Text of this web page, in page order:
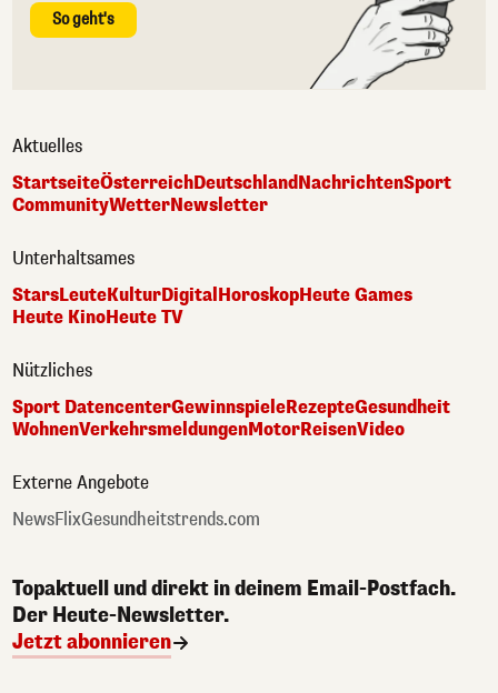
So geht's
Aktuelles
StartseiteÖsterreichDeutschlandNachrichtenSport
CommunityWetterNewsletter
Unterhaltsames
StarsLeuteKulturDigital HoroskopHeute Games
Heute KinoHeute TV
Nützliches
Sport DatencenterGewinnspieleRezepteGesundheit
WohnenVerkehrsmeldungenMotorReisenVideo
Externe Angebote
NewsFlixGesundheitstrends.com
Topaktuell und direkt in deinem Email-Postfach.
Der Heute-Newsletter.
Jetzt abonnieren